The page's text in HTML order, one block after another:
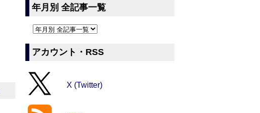
年月別 全記事一覧
アカウント・RSS
X (Twitter)